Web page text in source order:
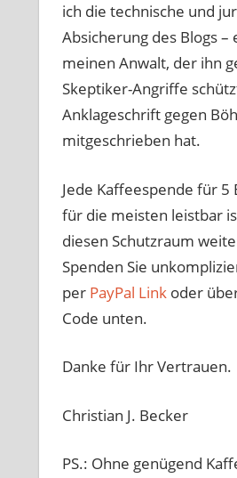
ich die technische und
Absicherung des Blogs –
meinen Anwalt, der ihn
Skeptiker-Angriffe
Anklageschrift gegen
mitgeschrieben hat.
Jede Kaffeespende für 5
für die meisten leistbar
diesen Schutzraum
Spenden Sie
per PayPal Linkoder
Code unten.
Danke für Ihr Vertrauen.
Christian J. Becker
PS.: Ohne genügend